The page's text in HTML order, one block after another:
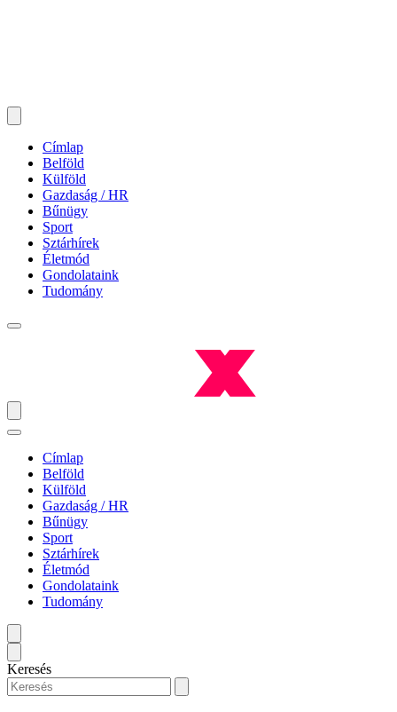
Címlap
Belföld
Külföld
Gazdaság / HR
Bűnügy
Sport
Sztárhírek
Életmód
Gondolataink
Tudomány
Címlap
Belföld
Külföld
Gazdaság / HR
Bűnügy
Sport
Sztárhírek
Életmód
Gondolataink
Tudomány
Keresés